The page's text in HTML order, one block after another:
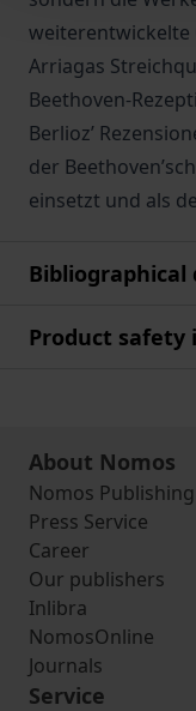
weiterentwickelte
Arriagas
Beethoven-
Berlioz’
der
einsetzt und als
Bibliographical
Product
About Nomos
Nomos Publishing
Press Service
Career
Our publishers
Inlibra
NomosOnline
Journals
Service